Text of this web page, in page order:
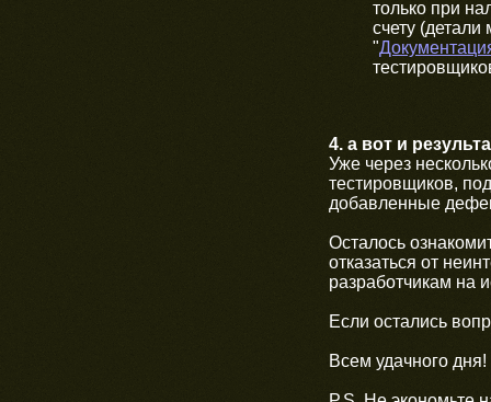
только при
счету
"
4. а вот и
Уже через
тестировщиков,
добавленные
Осталось
отказаться от
разработчикам на
Если остались
Всем удачного дня!